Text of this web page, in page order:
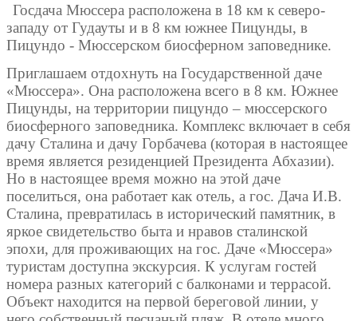
Госдача Мюссера расположена в 18 км к северо-
западу от Гудауты и в 8 км южнее Пицунды, в
Пицундо - Мюссерском биосферном заповеднике.
Приглашаем отдохнуть на Государственной даче
«Мюссера». Она расположена всего в 8 км. Южнее
Пицунды, на территории пицундо – мюссерского
биосферного заповедника. Комплекс включает в себя
дачу Сталина и дачу Горбачева (которая в настоящее
время является резиденцией Президента Абхазии).
Но в настоящее время можно на этой даче
поселиться, она работает как отель, а гос. Дача И.В.
Сталина, превратилась в исторический памятник, в
яркое свидетельство быта и нравов сталинской
эпохи, для проживающих на гос. Даче «Мюссера»
туристам доступна экскурсия. К услугам гостей
номера разных категорий с балконами и террасой.
Объект находится на первой береговой линии, у